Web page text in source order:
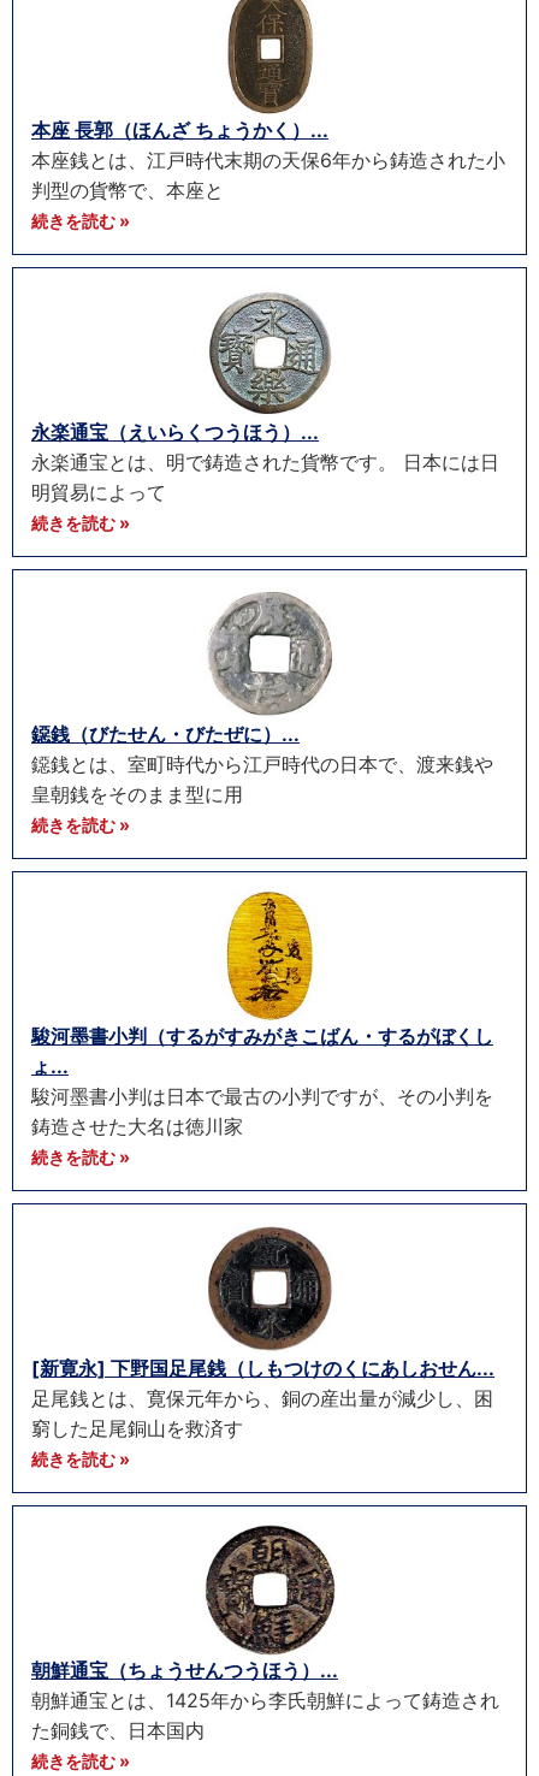
本座 長郭（ほんざ ちょうかく）...
本座銭とは、江戸時代末期の天保6年から鋳造された小
判型の貨幣で、本座と
続きを読む »
永楽通宝（えいらくつうほう）...
永楽通宝とは、明で鋳造された貨幣です。 日本には日
明貿易によって
続きを読む »
鐚銭（びたせん・びたぜに）...
鐚銭とは、室町時代から江戸時代の日本で、渡来銭や
皇朝銭をそのまま型に用
続きを読む »
駿河墨書小判（するがすみがきこばん・するがぼくし
ょ...
駿河墨書小判は日本で最古の小判ですが、その小判を
鋳造させた大名は徳川家
続きを読む »
[新寛永] 下野国足尾銭（しもつけのくにあしおせん...
足尾銭とは、寛保元年から、銅の産出量が減少し、困
窮した足尾銅山を救済す
続きを読む »
朝鮮通宝（ちょうせんつうほう）...
朝鮮通宝とは、1425年から李氏朝鮮によって鋳造され
た銅銭で、日本国内
続きを読む »